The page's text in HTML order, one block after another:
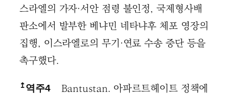
스라엘의 가자·서안 점령 불인정, 국제형사배
판소에서 발부한 베냐민 네타냐후 체포 영장의
집행, 이스라엘로의 무기·연료 수송 중단 등을
촉구했다.
↥역주4
Bantustan. 아파르트헤이트 정책에